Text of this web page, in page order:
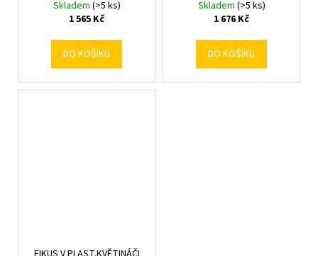
Skladem (>5 ks)
1 565 Kč
DO KOŠÍKU
Skladem (>5 ks)
1 676 Kč
DO KOŠÍKU